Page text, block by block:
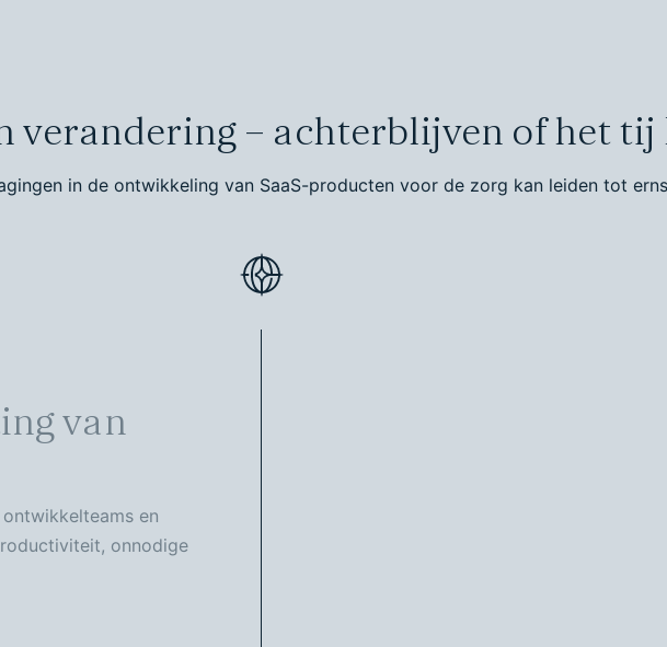
verandering – achterblijven of het tij
in de ontwikkeling van SaaS-producten voor de zorg kan leiden tot
van
en
onnodige